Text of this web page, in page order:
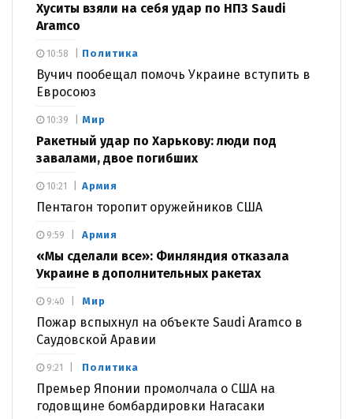
Хуситы взяли на себя удар по НПЗ Saudi
Aramco
Политика
Вучич пообещал помочь Украине вступить в
Евросоюз
10:58
Мир
Ракетный удар по Харькову: люди под
завалами, двое погибших
10:39
Армия
Пентагон торопит оружейников США
10:21
Армия
«Мы сделали все»: Финляндия отказала
Украине в дополнительных ракетах
9:59
Мир
Пожар вспыхнул на объекте Saudi Aramco в
Саудовской Аравии
9:40
Политика
Премьер Японии промолчала о США на
годовщине бомбардировки Нагасаки
9:21